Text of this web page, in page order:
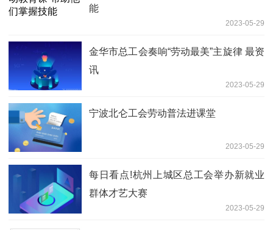
能
2023-05-29
金华市总工会奏响“劳动最美”主旋律 最资
讯
2023-05-29
宁波北仑工会劳动普法进课堂
2023-05-29
每日看点!杭州上城区总工会举办新就业
群体才艺大赛
2023-05-29